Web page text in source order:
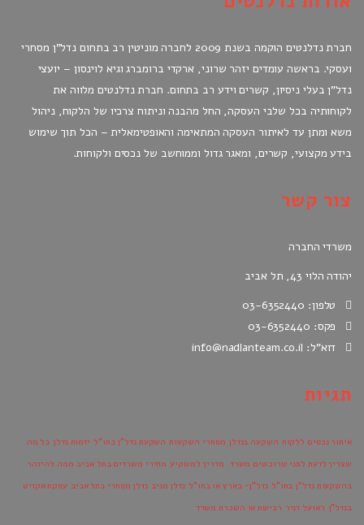
חברת נדלנטים הוקמה בשנת 2009 לחברה מוניטין רב בתחום נדל"ן מסחרי
ועסקי. בראשה עומדים יזהר שרוני, ארקדי ברומברג וגיא לוינסון – יועצי
נדל"ן בעלי ניסיון, קשרים וידע רב בתחום. חברת נדלנטים מלווה את
לקוחותיה בכל שלבי העסקה, החל מהבנה וניתוח צרכיו של הלקוח, ניהול
משא ומתן עד לאיתור העסקה המתאימה והאופטימאלית – הכל תוך שימוש
בידע מקצועי, קשרים, ומאגר גדול וממוחשב של נכסים ולקוחות.
צור קשר
משרדי החברה
יהודה הלוי 43, תל אביב
טלפון: 03-6352440
פקס: 03-6352440
דוא"ל: info@nadlanteam.co.il
תגיות
איתור נכסים ללקוח השקעה בנדלן מסחרי השקעות השקעת נדל"ן בחו"ל יזמות נדלן כל מה
שצריך לדעת לפני שרוכשים משרד. מדריך למשקיע מחירי משרדים בתל אביב ממה להיזהר
בהשקעות נדל"ן בחו"ל נדל"ן- בארץ או בחו"ל נדלן מניב נדלן מסחרי בתל אביב עסקת אקזיט
בנדל"ן ראועל דניר רכישת או השכרת משרד